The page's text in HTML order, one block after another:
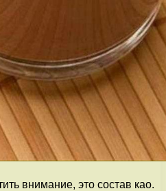
внимание, это состав као.